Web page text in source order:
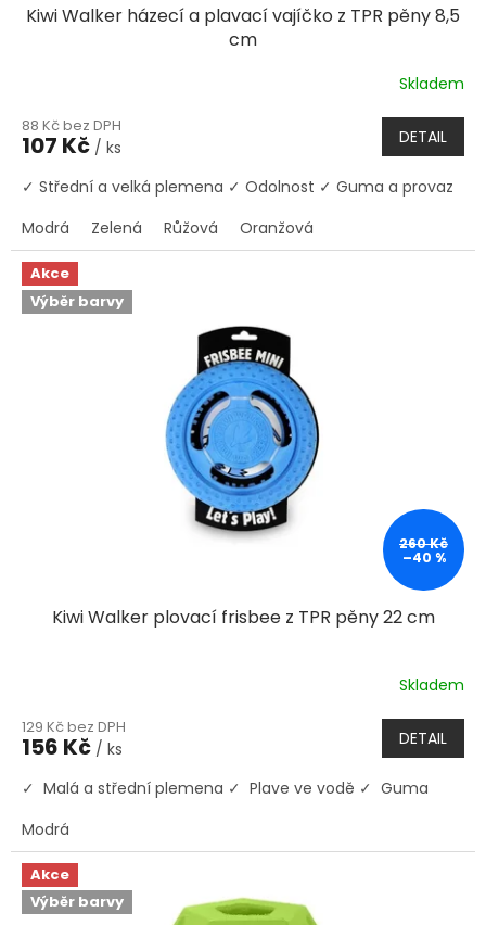
Kiwi Walker házecí a plavací vajíčko z TPR pěny 8,5
cm
Skladem
88 Kč bez DPH
107 Kč / ks DETAIL
✓ Střední a velká plemena ✓ Odolnost ✓ Guma a provaz
Modrá
Zelená Růžová Oranžová
Akce
Výběr barvy
260 Kč
–40 %
Kiwi Walker plovací frisbee z TPR pěny 22 cm
Skladem
129 Kč bez DPH
156 Kč / ks DETAIL
✓ Malá a střední plemena ✓ Plave ve vodě ✓ Guma
Modrá
Akce
Výběr barvy